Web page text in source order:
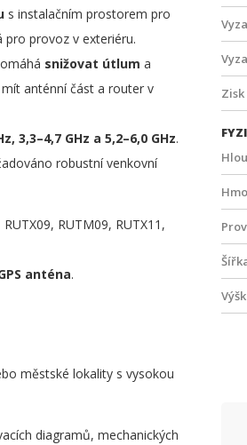
s instalačním prostorem pro
pro provoz v exteriéru.
snižovat útlum a
anténní část a router v
3,3–4,7 GHz a 5,2–6,0 GHz.
robustní venkovní
RUTM09, RUTX11,
anténa.
městské lokality s vysokou
diagramů, mechanických